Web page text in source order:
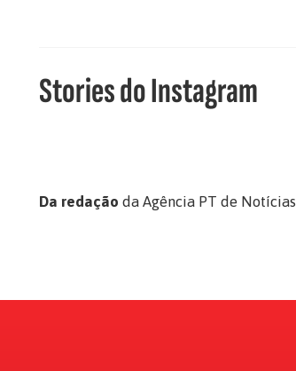
Stories do Instagram
Da redação da Agência PT de Notícias